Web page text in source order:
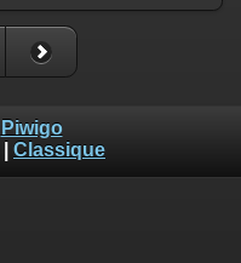
Piwigo
Classique